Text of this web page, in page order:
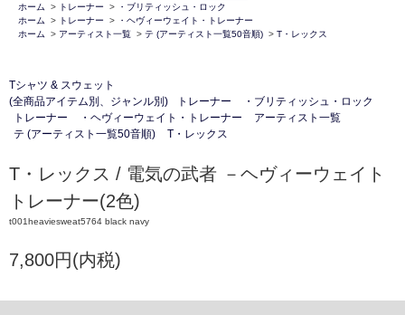
ホーム
> トレーナー >
・ブリティッシュ・ロック
ホーム
> トレーナー >
・ヘヴィーウェイト・トレーナー
ホーム
> アーティスト一覧 > テ (アーティスト一覧50音順) > T・レックス
Tシャツ & スウェット
(全商品アイテム別、ジャンル別)
トレーナー
・ブリティッシュ・ロック
トレーナー
・ヘヴィーウェイト・トレーナー
アーティスト一覧
テ (アーティスト一覧50音順)
T・レックス
T・レックス / 電気の武者 －ヘヴィーウェイト
トレーナー(2色)
t001heaviesweat5764 black navy
7,800円(内税)